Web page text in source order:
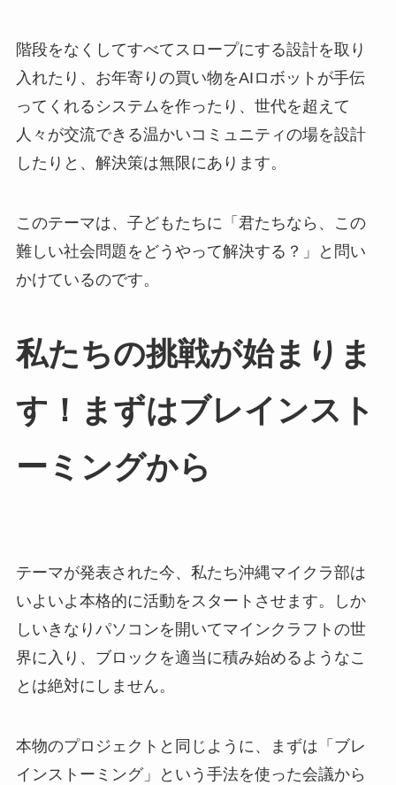
階段をなくしてすべてスロープにする設計を取り
入れたり、お年寄りの買い物をAIロボットが手伝
ってくれるシステムを作ったり、世代を超えて
人々が交流できる温かいコミュニティの場を設計
したりと、解決策は無限にあります。
このテーマは、子どもたちに「君たちなら、この
難しい社会問題をどうやって解決する？」と問い
かけているのです。
私たちの挑戦が始まりま
す！まずはブレインスト
ーミングから
テーマが発表された今、私たち沖縄マイクラ部は
いよいよ本格的に活動をスタートさせます。しか
しいきなりパソコンを開いてマインクラフトの世
界に入り、ブロックを適当に積み始めるようなこ
とは絶対にしません。
本物のプロジェクトと同じように、まずは「ブレ
インストーミング」という手法を使った会議から